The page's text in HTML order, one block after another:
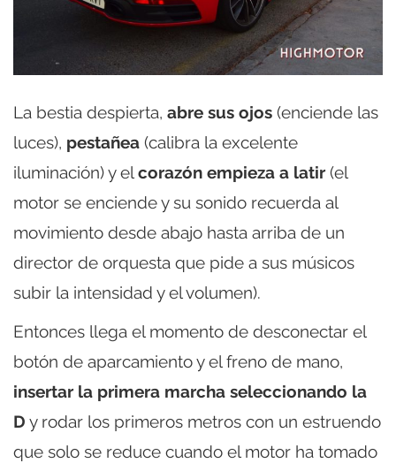
La bestia despierta, abre sus ojos (enciende las
luces), pestañea (calibra la excelente
iluminación) y elcorazón empieza a latir (el
motor se enciende y su sonido recuerda al
movimiento desde abajo hasta arriba de un
director de orquesta que pide a sus músicos
subir la intensidad y el volumen).
Entonces llega el momento de desconectar el
botón de aparcamiento y el freno de mano,
insertar la primera marcha seleccionando la
D y rodar los primeros metros con un estruendo
que solo se reduce cuando el motor ha tomado